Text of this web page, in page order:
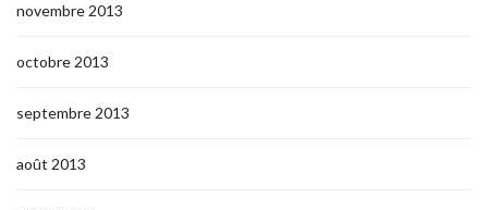
novembre 2013
octobre 2013
septembre 2013
août 2013